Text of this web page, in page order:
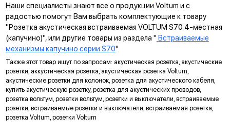
УНИВЕРСАЛЬНЫЙ МОНТАЖ
Суппорт поддерживает установку механизма в
многопостовые рамки как по горизонтали, так и по вертикали.
ДИАГОНАЛЬНЫЕ ОТВЕРСТИЯ СУППОРТА
Предназначены для удобного крепления механизмов в
нестандартных условиях, не требующих применения
подрозетников.
МАРКИРОВКА
Метка для точного определения длины зачистки изоляции
Наши специалисты знают все о продукции Voltum и с
радостью помогут Вам выбрать комплектующие к товару
"Розетка акустическая встраиваемая VOLTUM S70 4-местная
(капучино)", или другие товары из раздела " Встраиваемые
механизмы капучино серии S70".
Также этот товар ищут по запросам: акустическая розетка, акустические
розетки, аккустическая розетка, акустическая розетка Voltum,
акустические розетки для колонок, розетка для акустического кабеля,
купить акустическую розетку, розетка для акустических проводов,
розетка вольтум, розетки вольтум, розетки и выключатели, встраиваемые
розетки, встраиваемые розетки и выключатели, встраиваемая розетка,
розетка Voltum, розетки Voltum